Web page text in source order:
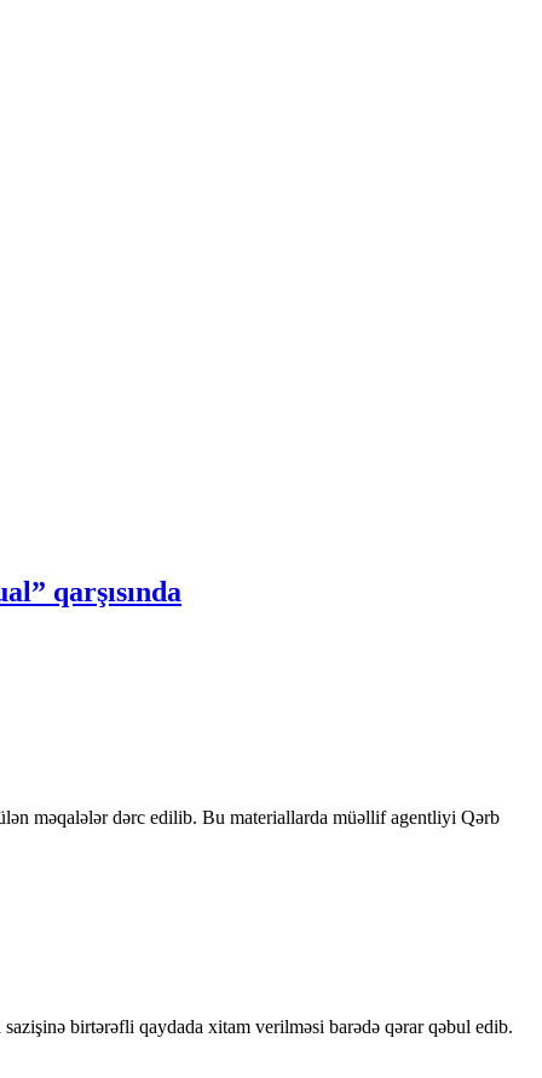
qarşısında
məqalələr dərc edilib. Bu materiallarda müəllif agentliyi Qərb
birtərəfli qaydada xitam verilməsi barədə qərar qəbul edib.